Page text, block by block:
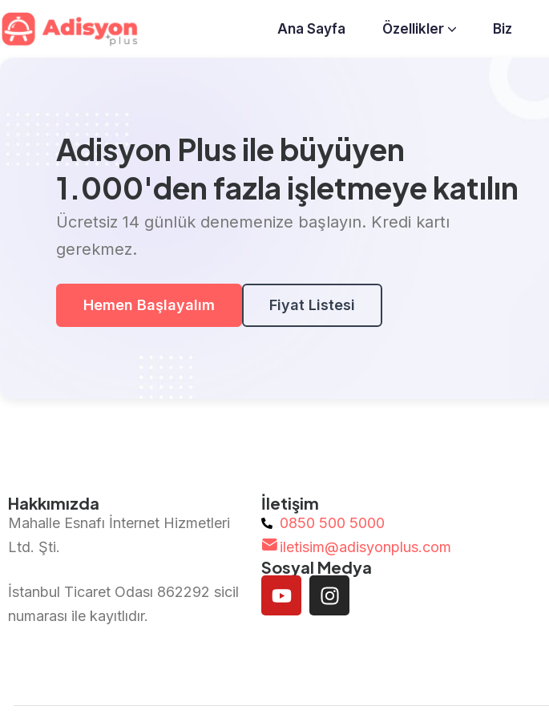
Ana Sayfa Özellikler Biz
Adisyon Plus ile büyüyen
1.000'den fazla işletmeye katılın
Ücretsiz 14 günlük denemenize başlayın. Kredi kartı
gerekmez.
Hemen Başlayalım Fiyat Listesi
Hakkımızda
Mahalle Esnafı İnternet Hizmetleri
Ltd. Şti.
İstanbul Ticaret Odası 862292 sicil
numarası ile kayıtlıdır.
İletişim
0850 500 5000
iletisim@adisyonplus.com
Sosyal Medya